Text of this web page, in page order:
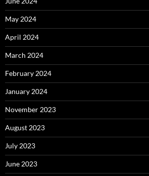
May 2024
April 2024
March 2024
February 2024
January 2024
November 2023
August 2023
July 2023
June 2023